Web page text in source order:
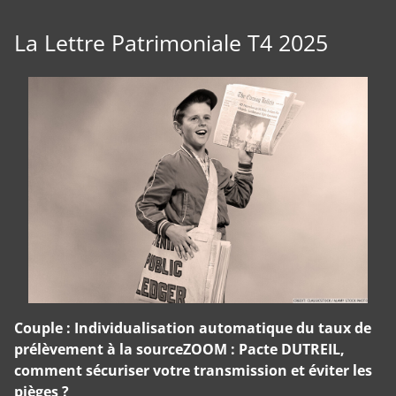
La Lettre Patrimoniale T4 2025
Couple : Individualisation automatique du taux de
prélèvement à la sourceZOOM : Pacte DUTREIL,
comment sécuriser votre transmission et éviter les
pièges ?